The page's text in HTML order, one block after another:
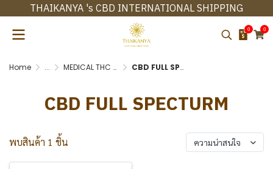
THAIKANYA 's CBD INTERNATIONAL SHIPPING
0 0
Home ... MEDICAL THC / CBD CANNABIS OILS CBD FULL SPECTRUM
CBD FULL SPECTURM
พบสินค้า 1 ชิ้น ความน่าสนใจ